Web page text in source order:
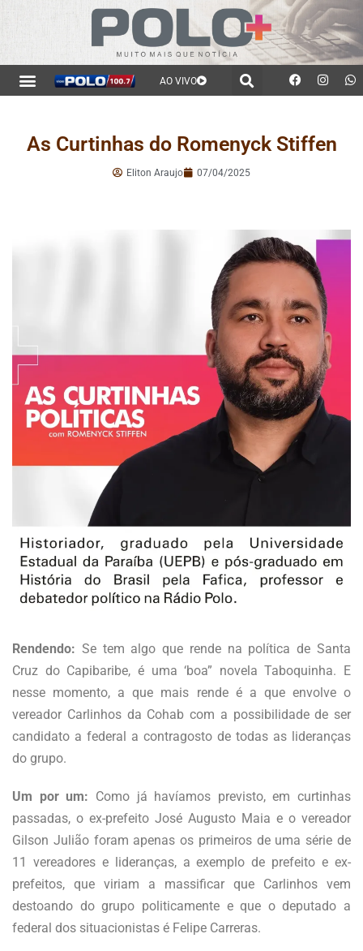
AO VIVO
As Curtinhas do Romenyck Stiffen
Eliton Araujo 07/04/2025
Rendendo: Se tem algo que rende na política de Santa
Cruz do Capibaribe, é uma ‘boa” novela Taboquinha. E
nesse momento, a que mais rende é a que envolve o
vereador Carlinhos da Cohab com a possibilidade de ser
candidato a federal a contragosto de todas as lideranças
do grupo.
Um por um: Como já havíamos previsto, em curtinhas
passadas, o ex-prefeito José Augusto Maia e o vereador
Gilson Julião foram apenas os primeiros de uma série de
11 vereadores e lideranças, a exemplo de prefeito e ex-
prefeitos, que viriam a massificar que Carlinhos vem
destoando do grupo politicamente e que o deputado a
federal dos situacionistas é Felipe Carreras.